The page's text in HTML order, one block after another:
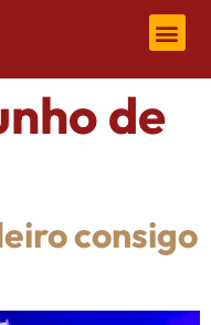
de
consigo